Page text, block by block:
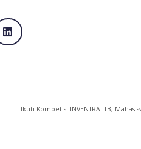
Ikuti Kompetisi INVENTRA ITB,